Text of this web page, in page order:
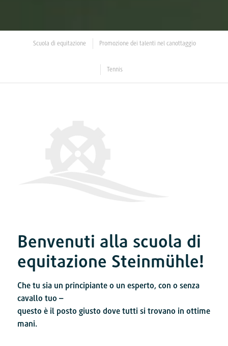
Scuola di equitazione Promozione dei talenti nel canottaggio
Tennis
Benvenuti alla scuola di
equitazione Steinmühle!
Che tu sia un principiante o un esperto, con o senza
cavallo tuo –
questo è il posto giusto dove tutti si trovano in ottime
mani.